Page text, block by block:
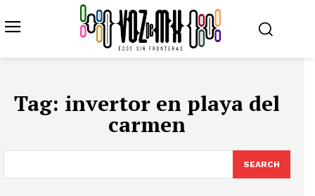
Tag: invertor en playa del
carmen
SEARCH